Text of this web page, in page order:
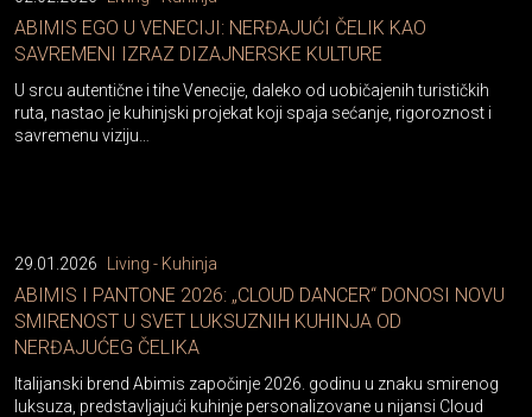
ABIMIS EGO U VENECIJI: NERĐAJUĆI ČELIK KAO
SAVREMENI IZRAZ DIZAJNERSKE KULTURE
U srcu autentične i tihe Venecije, daleko od uobičajenih turističkih
ruta, nastao je kuhinjski projekat koji spaja sećanje, rigoroznost i
savremenu viziju…
29.01.2026 Living - Kuhinja
ABIMIS I PANTONE 2026: „CLOUD DANCER“ DONOSI NOVU
SMIRENOST U SVET LUKSUZNIH KUHINJA OD
NERĐAJUĆEG ČELIKA
Italijanski brend Abimis započinje 2026. godinu u znaku smirenog
luksuza, predstavljajući kuhinje personalizovane u nijansi Cloud